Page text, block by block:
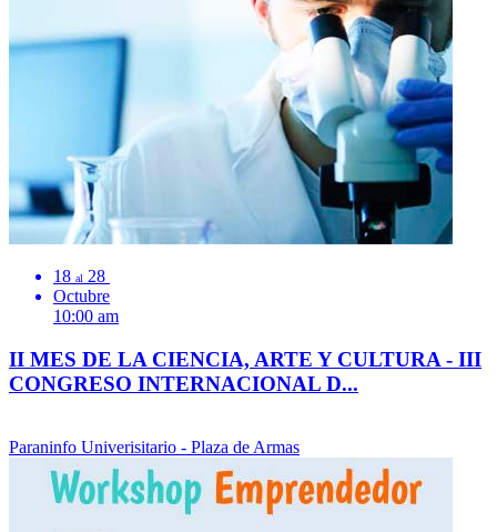
18 al 28
Octubre
10:00 am
II MES DE LA CIENCIA, ARTE Y CULTURA - III
CONGRESO INTERNACIONAL D...
Paraninfo Univerisitario - Plaza de Armas